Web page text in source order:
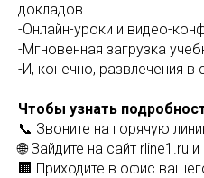
докладов.
-Онлайн-уроки и видео-
-Мгновенная загрузка
-И, конечно, развлечения
Чтобы узнать
📞 Звоните на горячую
🌐 Зайдите на сайт rline1.ru
🏢 Приходите в офис